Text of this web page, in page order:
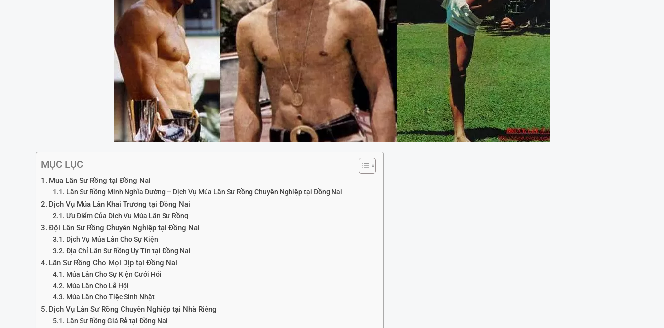
MỤC LỤC
Mua Lân Sư Rồng tại Đồng Nai
Lân Sư Rồng Minh Nghĩa Đường – Dịch Vụ Múa Lân Sư Rồng Chuyên Nghiệp tại Đồng Nai
Dịch Vụ Múa Lân Khai Trương tại Đồng Nai
Ưu Điểm Của Dịch Vụ Múa Lân Sư Rồng
Đội Lân Sư Rồng Chuyên Nghiệp tại Đồng Nai
Dịch Vụ Múa Lân Cho Sự Kiện
Địa Chỉ Lân Sư Rồng Uy Tín tại Đồng Nai
Lân Sư Rồng Cho Mọi Dịp tại Đồng Nai
Múa Lân Cho Sự Kiện Cưới Hỏi
Múa Lân Cho Lễ Hội
Múa Lân Cho Tiệc Sinh Nhật
Dịch Vụ Lân Sư Rồng Chuyên Nghiệp tại Nhà Riêng
Lân Sư Rồng Giá Rẻ tại Đồng Nai